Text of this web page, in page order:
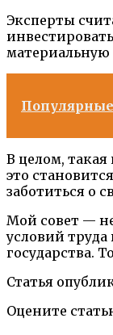
Эксперты
Популярные
В целом,
это
заботиться о
Мой совет —
условий
государства.
Статья
Оцените